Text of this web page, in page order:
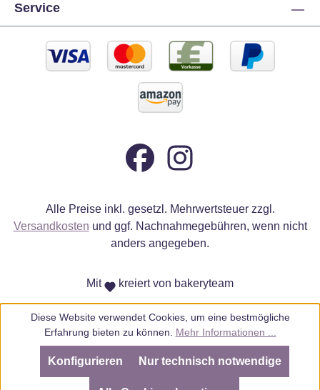
Service
Alle Preise inkl. gesetzl. Mehrwertsteuer zzgl.
Versandkosten und ggf. Nachnahmegebühren, wenn nicht
anders angegeben.
Mit kreiert von bakeryteam
Diese Website verwendet Cookies, um eine bestmögliche
Erfahrung bieten zu können. Mehr Informationen ...
Nur technisch notwendige
Konfigurieren
SEHR GUT